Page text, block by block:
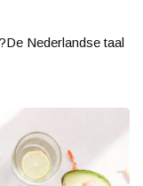
Nederlandse taal